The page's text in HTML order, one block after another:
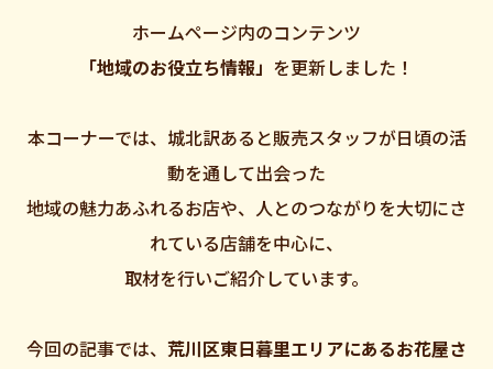
ホームページ内のコンテンツ
「地域のお役立ち情報」 を更新しました！
本コーナーでは、城北訳あると販売スタッフが日頃の活
動を通して出会った
地域の魅力あふれるお店や、人とのつながりを大切にさ
れている店舗を中心に、
取材を行いご紹介しています。
今回の記事では、 荒川区東日暮里エリアにあるお花屋さ